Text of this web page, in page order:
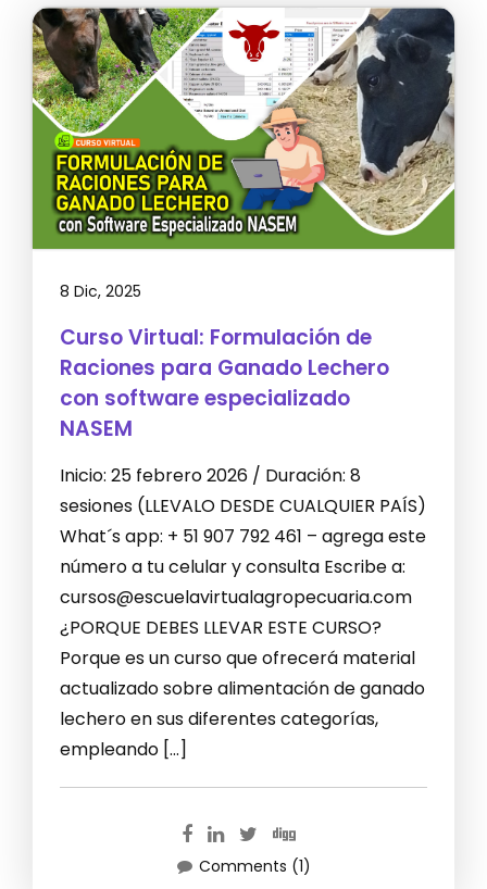
8 Dic, 2025
Curso Virtual: Formulación de
Raciones para Ganado Lechero
con software especializado
NASEM
Inicio: 25 febrero 2026 / Duración: 8
sesiones (LLEVALO DESDE CUALQUIER PAÍS)
What´s app: + 51 907 792 461 – agrega este
número a tu celular y consulta Escribe a:
cursos@escuelavirtualagropecuaria.com
¿PORQUE DEBES LLEVAR ESTE CURSO?
Porque es un curso que ofrecerá material
actualizado sobre alimentación de ganado
lechero en sus diferentes categorías,
empleando […]
Comments (1)